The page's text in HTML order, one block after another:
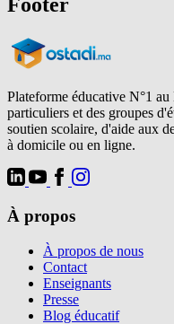
Footer
Plateforme éducative N°1
particuliers et des groupes
soutien scolaire, d'aide aux
à domicile ou en ligne.
À propos
À propos de nous
Contact
Enseignants
Presse
Blog éducatif